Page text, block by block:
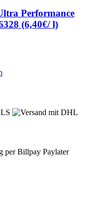
Performance
(6,40€/ l)